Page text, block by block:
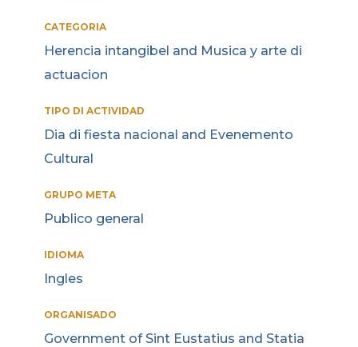
CATEGORIA
Herencia intangibel and Musica y arte di
actuacion
TIPO DI ACTIVIDAD
Dia di fiesta nacional and Evenemento
Cultural
GRUPO META
Publico general
IDIOMA
Ingles
ORGANISADO
Government of Sint Eustatius and Statia